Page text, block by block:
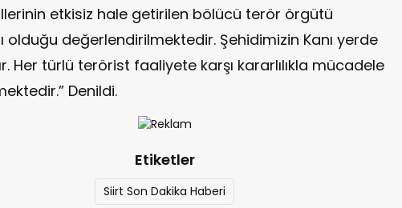
etkisiz hale getirilen bölücü terör örgütü
olduğu değerlendirilmektedir. Şehidimizin Kanı yerde
Her türlü terörist faaliyete karşı kararlılıkla mücadele
Denildi.
Etiketler
Siirt Son Dakika Haberi